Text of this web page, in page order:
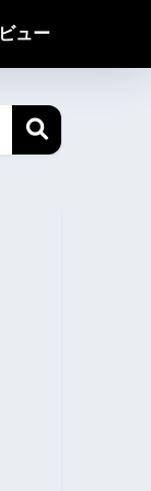
ュー